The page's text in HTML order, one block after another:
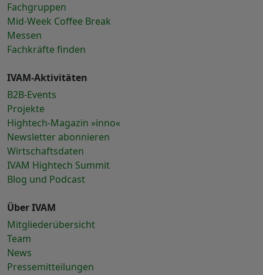
Fachgruppen
Mid-Week Coffee Break
Messen
Fachkräfte finden
IVAM-Aktivitäten
B2B-Events
Projekte
Hightech-Magazin »inno«
Newsletter abonnieren
Wirtschaftsdaten
IVAM Hightech Summit
Blog und Podcast
Über IVAM
Mitgliederübersicht
Team
News
Pressemitteilungen